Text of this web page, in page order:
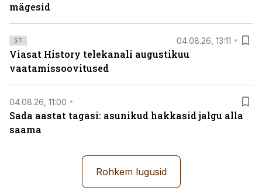
mägesid
ST 04.08.26, 13:11
Viasat History telekanali augustikuu
vaatamissoovitused
04.08.26, 11:00
Sada aastat tagasi: asunikud hakkasid jalgu alla
saama
Rohkem lugusid